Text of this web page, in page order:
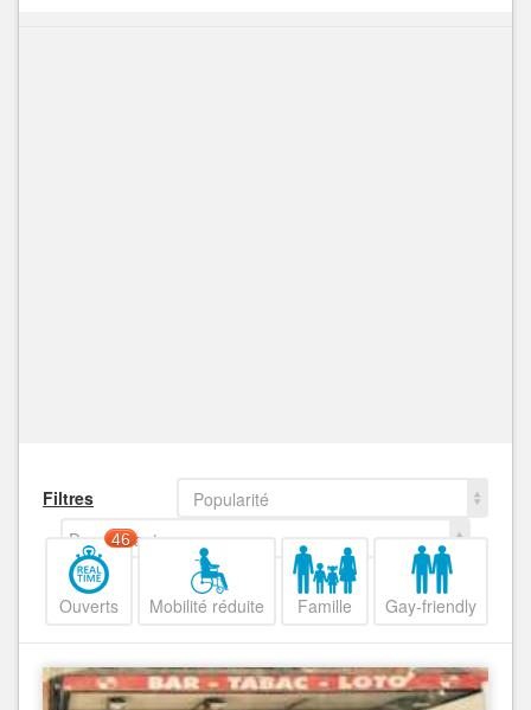
Filtres
Popularité
Decroissant
Ouverts
46
Mobilité réduite Famille Gay-friendly